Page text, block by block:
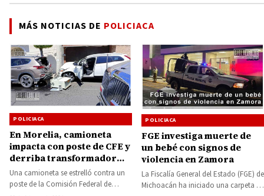
MÁS NOTICIAS DE POLICIACA
POLICIACA
En Morelia, camioneta
impacta con poste de CFE y
derriba transformador
causando daños
materiales
Una camioneta se estrelló contra un
poste de la Comisión Federal de
POLICIACA
FGE investiga muerte de
un bebé con signos de
violencia en Zamora
La Fiscalía General del Estado (FGE) de
Michoacán ha iniciado una carpeta de